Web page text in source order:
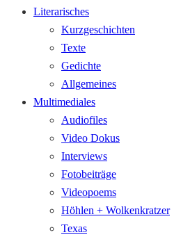
Literarisches
Kurzgeschichten
Texte
Gedichte
Allgemeines
Multimediales
Audiofiles
Video Dokus
Interviews
Fotobeiträge
Videopoems
Höhlen + Wolkenkratzer
Texas